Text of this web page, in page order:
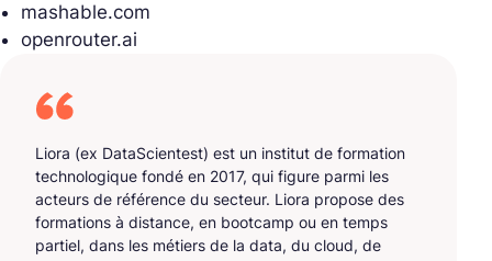
mashable.com
openrouter.ai
Liora (ex DataScientest) est un institut de formation
technologique fondé en 2017, qui figure parmi les
acteurs de référence du secteur. Liora propose des
formations à distance, en bootcamp ou en temps
partiel, dans les métiers de la data, du cloud, de